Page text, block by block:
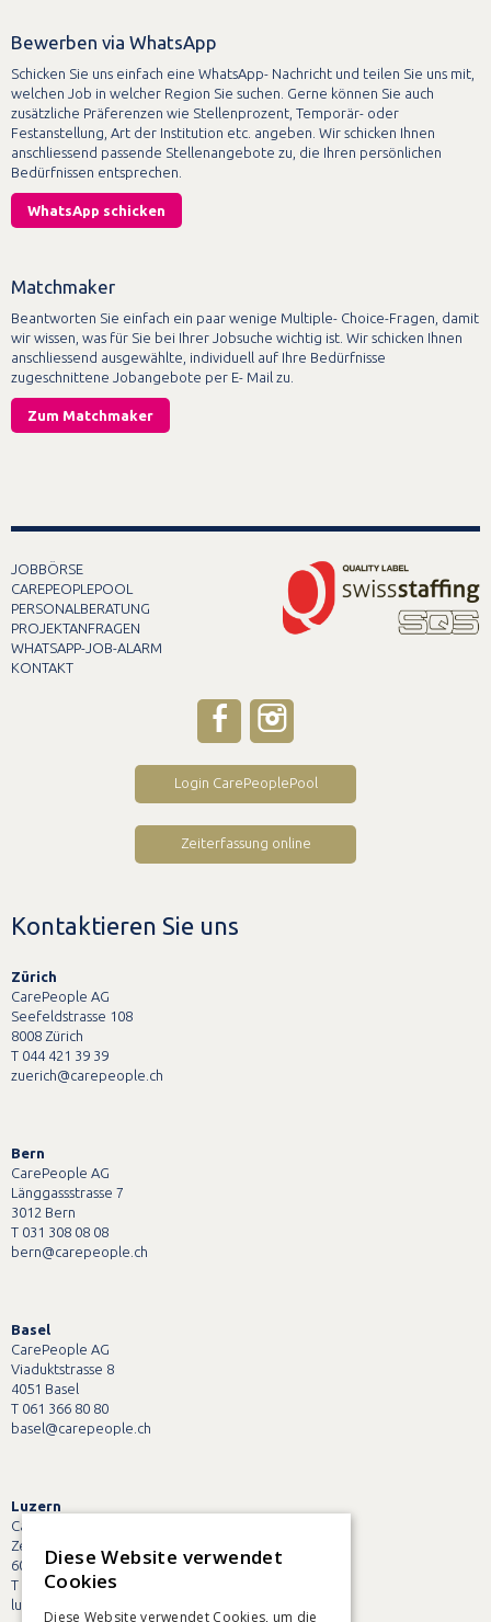
Bewerben via WhatsApp
Schicken Sie uns einfach eine WhatsApp- Nachricht und teilen Sie uns mit,
welchen Job in welcher Region Sie suchen. Gerne können Sie auch
zusätzliche Präferenzen wie Stellenprozent, Temporär- oder
Festanstellung, Art der Institution etc. angeben. Wir schicken Ihnen
anschliessend passende Stellenangebote zu, die Ihren persönlichen
Bedürfnissen entsprechen.
WhatsApp schicken
Matchmaker
Beantworten Sie einfach ein paar wenige Multiple- Choice-Fragen, damit
wir wissen, was für Sie bei Ihrer Jobsuche wichtig ist. Wir schicken Ihnen
anschliessend ausgewählte, individuell auf Ihre Bedürfnisse
zugeschnittene Jobangebote per E- Mail zu.
Zum Matchmaker
JOBBÖRSE
CAREPEOPLEPOOL
PERSONALBERATUNG
PROJEKTANFRAGEN
WHATSAPP-JOB-ALARM
KONTAKT
Login CarePeoplePool
Zeiterfassung online
Kontaktieren Sie uns
Zürich
CarePeople AG
Seefeldstrasse 108
8008 Zürich
T 044 421 39 39
zuerich@carepeople.ch
Bern
CarePeople AG
Länggassstrasse 7
3012 Bern
T 031 308 08 08
bern@carepeople.ch
Basel
CarePeople AG
Viaduktstrasse 8
4051 Basel
T 061 366 80 80
basel@carepeople.ch
Luzern
CarePeople AG
Zentralstrasse 38
6003 Luzern
T 041 228 90 90
luzern@carepeople.ch
Diese Website verwendet
Cookies
Diese Website verwendet Cookies, um die